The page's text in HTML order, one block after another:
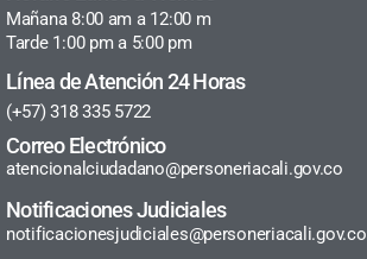
Mañana 8:00 am a 12:00 m
Tarde 1:00 pm a 5:00 pm
Línea de Atención 24 Horas
(+57) 318 335 5722
Correo Electrónico
atencionalciudadano@personeriacali.gov.co
Notificaciones Judiciales
notificacionesjudiciales@personeriacali.gov.co